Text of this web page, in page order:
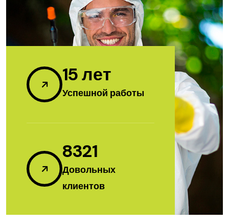
15лет
Успешной работы
8321
Довольных
клиентов